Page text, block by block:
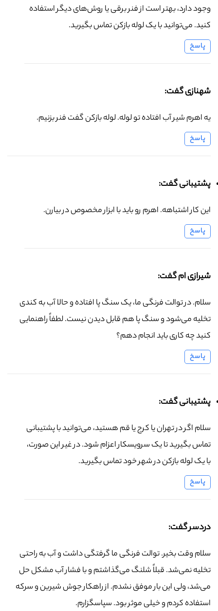
وجود دارد، بهتر است از فنر برقی یا روش‌های دیگر استفاده
کنید. می‌توانید با یک لوله بازکن تماس بگیرید.
پاسخ
شهنازی گفت:
یه اهرم شیر آب افتاده تو لوله. لوله بازکن گفت فنر بزنیم.
پاسخ
پشتیبانی گفت:
این کار اشتباهه. اهرم رو باید با ابزار مخصوص در بیارن.
پاسخ
شیرازی ام گفت:
سلام. در توالت فرنگی ما، یک سنگ پا افتاده و حالا آب به کندی
تخلیه می‌شود و سنگ پا هم قابل دیدن نیست. لطفاً راهنمایی
کنید چه کاری باید انجام دهم؟
پاسخ
پشتیبانی گفت:
سلام اگر در تهران یا کرج یا قم هستید، می‌توانید با پشتیبانی
تماس بگیرید تا یک سرویسکار اعزام شود. در غیر این صورت،
با یک لوله بازکن در شهر خود تماس بگیرید.
پاسخ
دردسر گفت:
سلام وقت بخیر. توالت فرنگی ما گرفتگی داشت و آب به راحتی
تخلیه نمی‌شد. قبلاً شلنگ می‌گذاشتم و با فشار آب مشکل حل
می‌شد، ولی این بار موفق نشدم. از راهکار جوش شیرین و سرکه
استفاده کردم و خیلی موثر بود. سپاسگزارم.